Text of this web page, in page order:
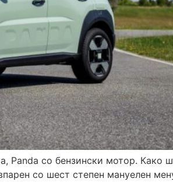
Panda со бензински мотор. Како
со шест степен мануелен